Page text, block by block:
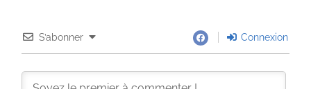
S’abonner Connexion